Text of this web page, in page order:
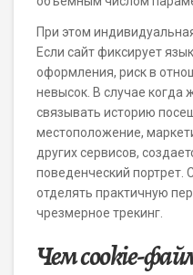
При этом
Если сайт фиксирует
оформления, риск в
невысок. В случае когда
связывать историю
местоположение,
других сервисов,
поведенческий портрет.
отделять практичную
чрезмерное трекинг.
Чем cookie-